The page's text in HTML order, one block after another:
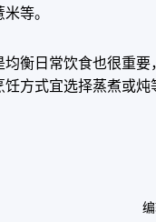
等。
衡日常饮食也很重
方式宜选择蒸煮或